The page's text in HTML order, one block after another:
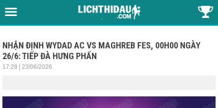
NHẬN ĐỊNH WYDAD AC VS MAGHREB FES, 00H00 NGÀY
26/6: TIẾP ĐÀ HƯNG PHẤN
17:28 | 23/06/2026